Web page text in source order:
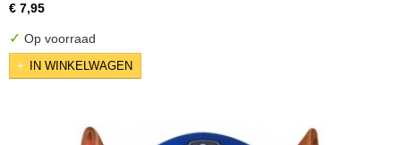
€ 7,95
✓ Op voorraad
IN WINKELWAGEN